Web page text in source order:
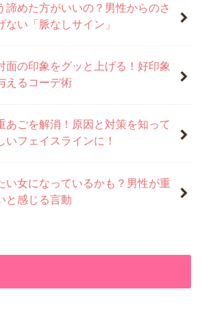
諦めた方がいいの？男性からのさ
ない「脈なしサイン」
面の印象をグッと上げる！好印象
えるコーデ術
あごを解消！原因と対策を知って
いフェイスラインに！
い女になっているかも？男性が重
と感じる言動